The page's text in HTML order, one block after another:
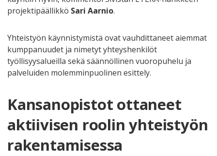
projektipäällikkö Sari Aarnio.
Yhteistyön käynnistymistä ovat vauhdittaneet aiemmat
kumppanuudet ja nimetyt yhteyshenkilöt
työllisyysalueilla sekä säännöllinen vuoropuhelu ja
palveluiden molemminpuolinen esittely.
Kansanopistot ottaneet
aktiivisen roolin yhteistyön
rakentamisessa